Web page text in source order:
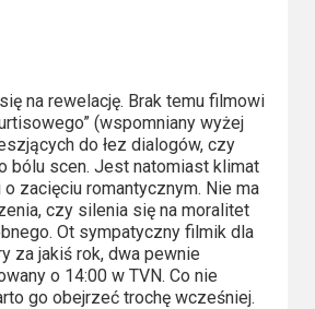
na rewelację. Brak temu filmowi
(wspomniany wyżej
do łez dialogów, czy
bólu scen. Jest natomiast klimat
zacięciu romantycznym. Nie ma
czy silenia się na moralitet
Ot sympatyczny filmik dla
za jakiś rok, dwa pewnie
o 14:00 w TVN. Co nie
go obejrzeć trochę wcześniej.